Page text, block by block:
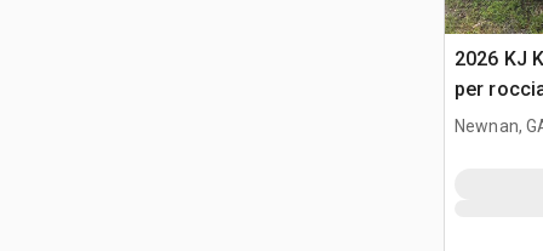
2026 KJ
per
Newnan,